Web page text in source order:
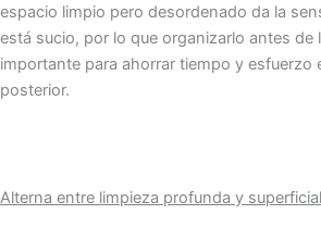
espacio limpio pero desordenado da la
está sucio, por lo que organizarlo antes de
importante para ahorrar tiempo y esfuerzo
posterior.
Alterna entre limpieza profunda y superficial